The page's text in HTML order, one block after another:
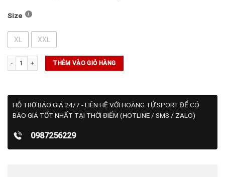
Size
XL XXL
SALE ADIDAS số lượng
THÊM VÀO GIỎ HÀNG
HỖ TRỢ BÁO GIÁ 24/7 - LIÊN HỆ VỚI HOÀNG TỬ SPORT ĐỂ CÓ
BÁO GIÁ TỐT NHẤT TẠI THỜI ĐIỂM (HOTLINE / SMS / ZALO)
0987256229